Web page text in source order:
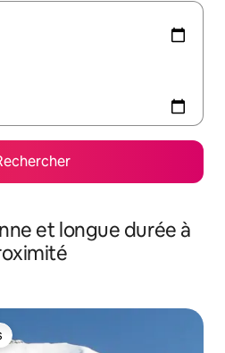
et longue durée à